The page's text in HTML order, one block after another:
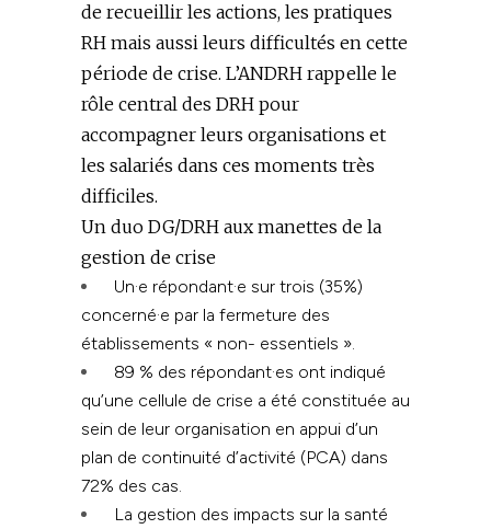
de recueillir les actions, les pratiques
RH mais aussi leurs difficultés en cette
période de crise. L’ANDRH rappelle le
rôle central des DRH pour
accompagner leurs organisations et
les salariés dans ces moments très
difficiles.
Un duo DG/DRH aux manettes de la
gestion de crise
Un·e répondant·e sur trois (35%)
concerné·e par la fermeture des
établissements « non- essentiels ».
89 % des répondant·es ont indiqué
qu’une cellule de crise a été constituée au
sein de leur organisation en appui d’un
plan de continuité d’activité (PCA) dans
72% des cas.
La gestion des impacts sur la santé